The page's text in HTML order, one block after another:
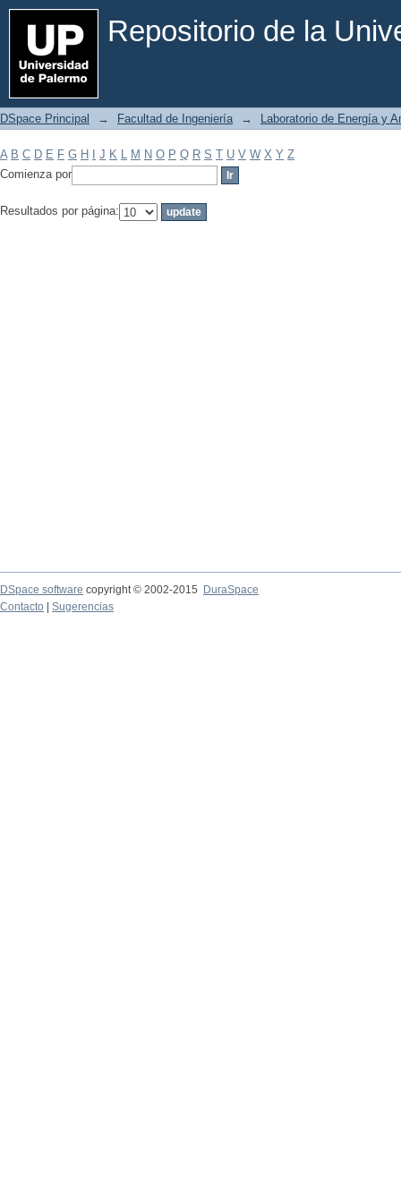
Repositorio de la
Filtrar por: Materia
DSpace Principal → Facultad de Ingeniería → Laboratorio de Energía y
A B C D E F G H J K L M N O P Q R S T U V W X Y Z
Comienza por
Resultados por página:
DSpace software copyright © 2002-2015
DuraSpace
Contacto
Sugerencias